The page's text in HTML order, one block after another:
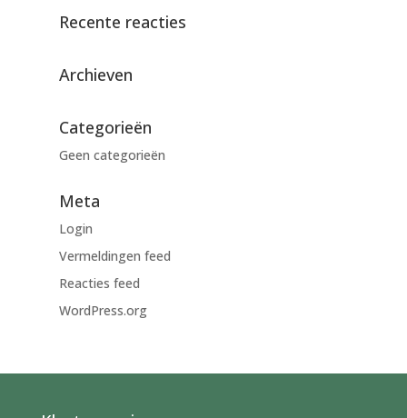
Recente reacties
Archieven
Categorieën
Geen categorieën
Meta
Login
Vermeldingen feed
Reacties feed
WordPress.org